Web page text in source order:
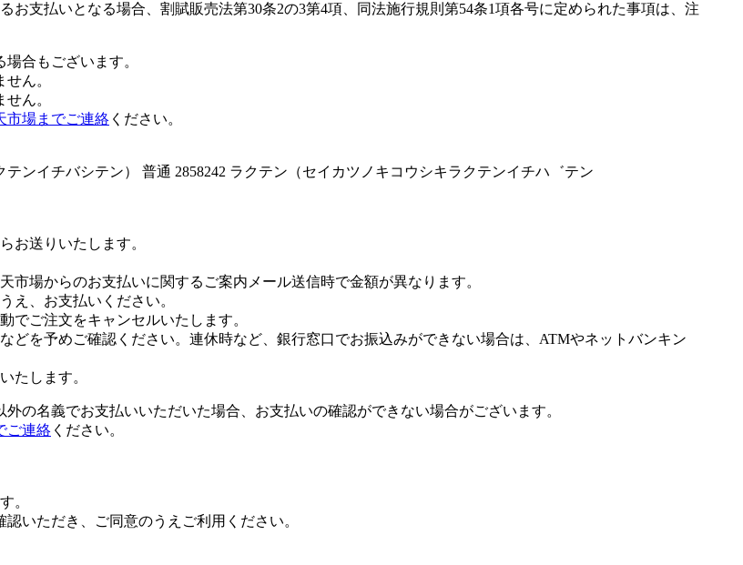
お支払いとなる場合、割賦販売法第30条2の3第4項、同法施行規則第54条1項各号に定められた事項は、注
合もございます。
ん。
ん。
市場までご連絡 ください。
ンイチバシテン） 普通 2858242 ラクテン（セイカツノキコウシキラクテンイチハ゛テン
お送りいたします。
市場からのお支払いに関するご案内メール送信時で金額が異なります。
え、お支払いください。
でご注文をキャンセルいたします。
どを予めご確認ください。連休時など、銀行窓口でお振込みができない場合は、ATMやネットバンキン
たします。
の名義でお支払いいただいた場合、お支払いの確認ができない場合がございます。
ご連絡 ください。
。
認いただき、ご同意のうえご利用ください。